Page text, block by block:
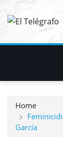
Home
García